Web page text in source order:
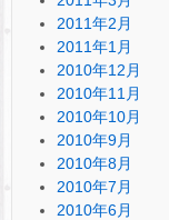
2011年2月
2011年1月
2010年12月
2010年11月
2010年10月
2010年9月
2010年8月
2010年7月
2010年6月